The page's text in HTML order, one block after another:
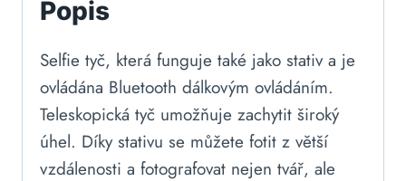
Popis
Selfie tyč, která funguje také jako stativ a je
ovládána Bluetooth dálkovým ovládáním.
Teleskopická tyč umožňuje zachytit široký
úhel. Díky stativu se můžete fotit z větší
vzdálenosti a fotografovat nejen tvář, ale